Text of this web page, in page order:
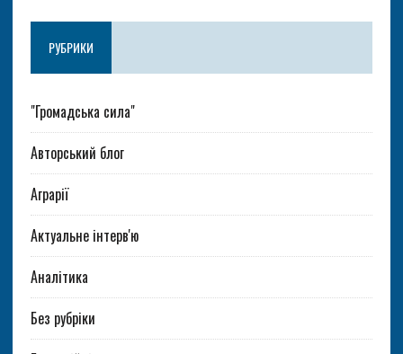
РУБРИКИ
"Громадська сила"
Авторський блог
Аграрії
Актуальне інтерв'ю
Аналітика
Без рубріки